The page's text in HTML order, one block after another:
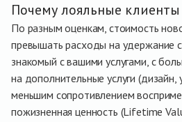
Почему лояльные
По разным оценкам, стоимость
превышать расходы на удержание
знакомый с вашими услугами, с
на дополнительные услуги (дизайн,
меньшим сопротивлением
пожизненная ценность (Lifetime